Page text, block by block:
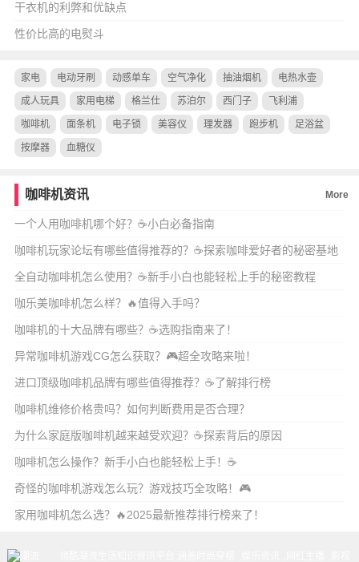
干衣机的利弊和优缺点
性价比高的电熨斗
家电 电动牙刷 动感单车 空气净化 抽油烟机 电热水壶
成人玩具 家用电梯 格兰仕 苏泊尔 西门子 飞利浦
咖啡机 面条机 电子锁 美容仪 理发器 跑步机 足浴盆
按摩器 血糖仪
咖啡机资讯 More
一个人用咖啡机哪个好？☕️小白必备指南
咖啡机玩家论坛有哪些值得推荐的？☕探索咖啡爱好者的秘密基地
全自动咖啡机怎么使用？☕新手小白也能轻松上手的秘密教程
咖乐美咖啡机怎么样？🔥值得入手吗？
咖啡机的十大品牌有哪些？☕️选购指南来了！
异常咖啡机游戏CG怎么获取？🎮超全攻略来啦！
进口顶级咖啡机品牌有哪些值得推荐？☕了解排行榜
咖啡机维修价格贵吗？如何判断费用是否合理？
为什么家庭版咖啡机越来越受欢迎？☕探索背后的原因
咖啡机怎么操作？新手小白也能轻松上手！☕
奇怪的咖啡机游戏怎么玩？游戏技巧全攻略！🎮
家用咖啡机怎么选？🔥2025最新推荐排行榜来了！